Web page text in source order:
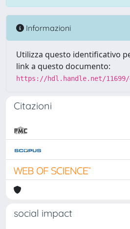
Informazioni
Utilizza questo identificativo
link a questo documento:
https://hdl.handle.net/11699/
Citazioni
social impact